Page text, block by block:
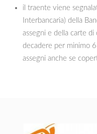
il traente viene
Interbancaria) della
assegni e della carte
decadere per minimo
assegni anche se